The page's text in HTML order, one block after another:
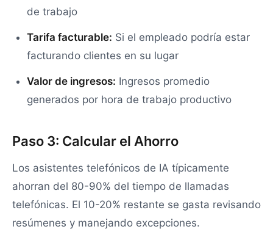
de trabajo
Tarifa facturable: Si el empleado podría estar
facturando clientes en su lugar
Valor de ingresos: Ingresos promedio
generados por hora de trabajo productivo
Paso 3: Calcular el Ahorro
Los asistentes telefónicos de IA típicamente
ahorran del 80-90% del tiempo de llamadas
telefónicas. El 10-20% restante se gasta revisando
resúmenes y manejando excepciones.